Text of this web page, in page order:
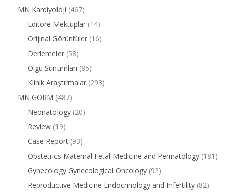
MN Kardiyoloji (467)
Editöre Mektuplar (14)
Orijinal Görüntüler (16)
Derlemeler (58)
Olgu Sunumları (85)
Klinik Araştırmalar (293)
MN GORM (487)
Neonatology (20)
Review (19)
Case Report (93)
Obstetrics Maternal Fetal Medicine and Perinatology (181)
Gynecology Gynecological Oncology (92)
Reproductive Medicine Endocrinology and Infertility (82)